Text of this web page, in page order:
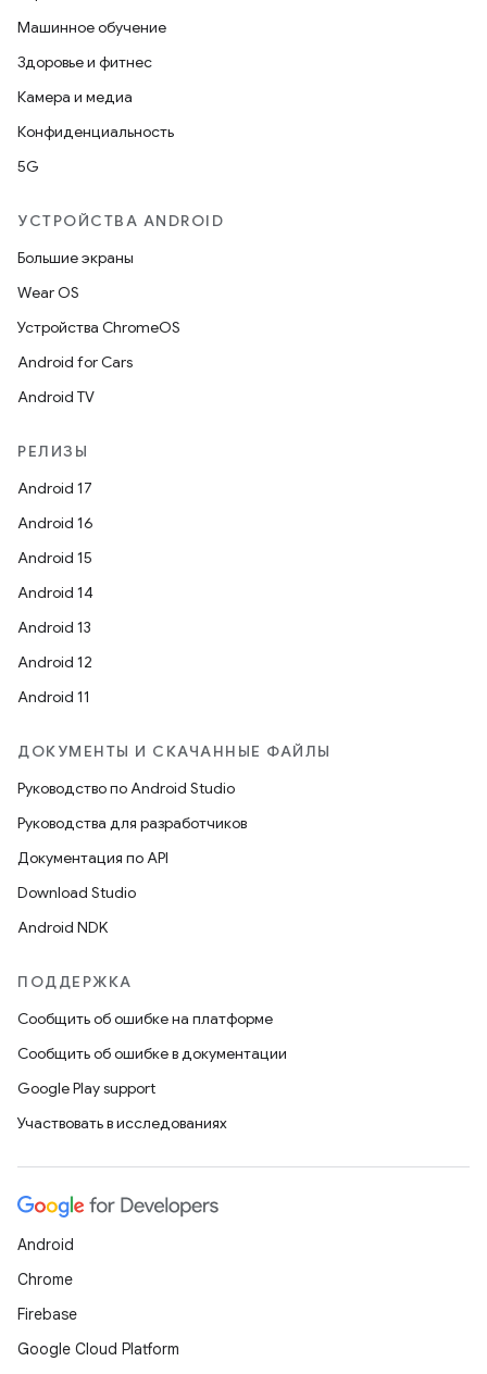
Машинное обучение
Здоровье и фитнес
Камера и медиа
Конфиденциальность
5G
УСТРОЙСТВА ANDROID
Большие экраны
Wear OS
Устройства ChromeOS
Android for Cars
Android TV
РЕЛИЗЫ
Android 17
Android 16
Android 15
Android 14
Android 13
Android 12
Android 11
ДОКУМЕНТЫ И СКАЧАННЫЕ ФАЙЛЫ
Руководство по Android Studio
Руководства для разработчиков
Документация по API
Download Studio
Android NDK
ПОДДЕРЖКА
Сообщить об ошибке на платформе
Сообщить об ошибке в документации
Google Play support
Участвовать в исследованиях
Android
Chrome
Firebase
Google Cloud Platform